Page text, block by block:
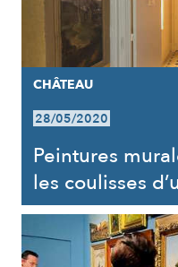
CHÂTEAU
28/05/2020
Peintures
les coulisses